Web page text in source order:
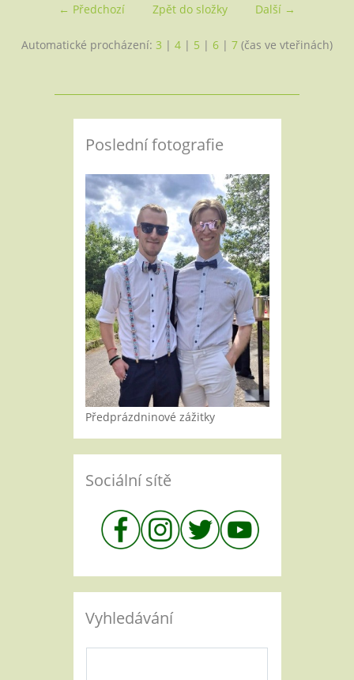
← Předchozí Další →
Zpět do složky
Automatické procházení: 3 | 4 | 5 | 6 | 7 (čas ve vteřinách)
Poslední fotografie
Předprázdninové zážitky
Sociální sítě
Vyhledávání